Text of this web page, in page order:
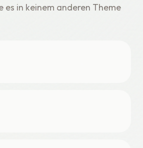
es in keinem anderen Theme